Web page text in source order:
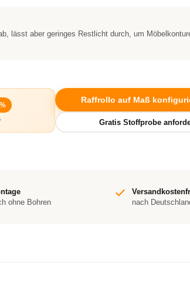
lässt aber geringes Restlicht durch, um
Raffrollo auf Maß
ohne Bohren
nach